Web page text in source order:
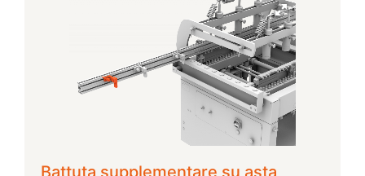
Battuta supplementare su asta